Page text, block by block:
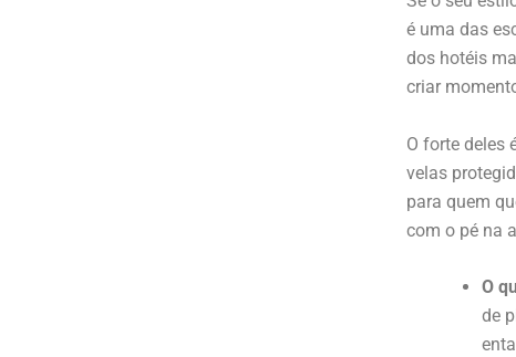
é uma das
dos hotéis
criar
O forte deles
velas
para quem
com o pé na
O
de